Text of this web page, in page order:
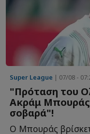
Super League | 07/08 -
"Πρόταση του
Ακράμ Μπουράς
σοβαρά"!